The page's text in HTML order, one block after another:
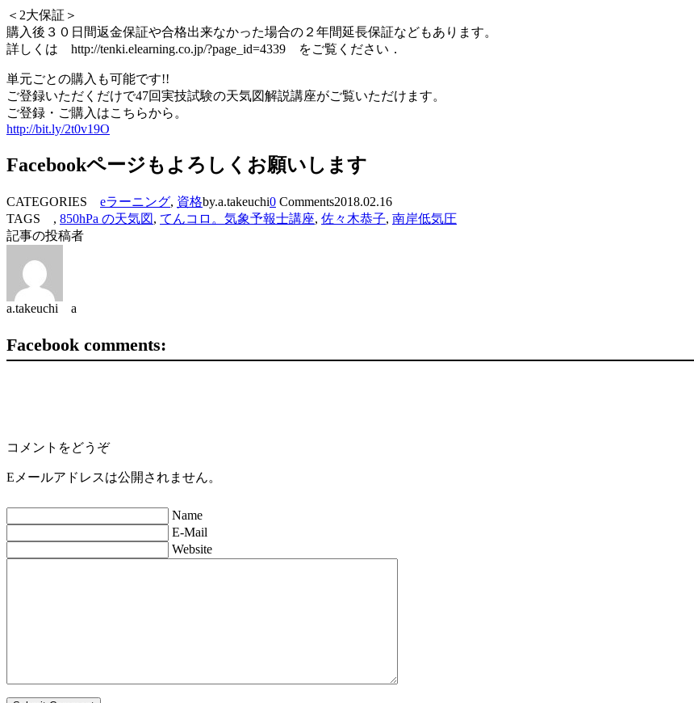
＜2大保証＞
購入後３０日間返金保証や合格出来なかった場合の２年間延長保証などもあります。
詳しくは http://tenki.elearning.co.jp/?page_id=4339 をご覧ください．
単元ごとの購入も可能です!!
ご登録いただくだけで47回実技試験の天気図解説講座がご覧いただけます。
ご登録・ご購入はこちらから。
http://bit.ly/2t0v19O
Facebookページもよろしくお願いします
CATEGORIES eラーニング, 資格by.a.takeuchi0 Comments2018.02.16
TAGS , 850hPa の天気図 , てんコロ。気象予報士講座, 佐々木恭子, 南岸低気圧
記事の投稿者
a.takeuchi a
Facebook comments:
コメントをどうぞ
Eメールアドレスは公開されません。
Name
E-Mail
Website